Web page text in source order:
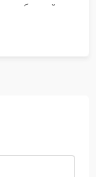
вибраций,